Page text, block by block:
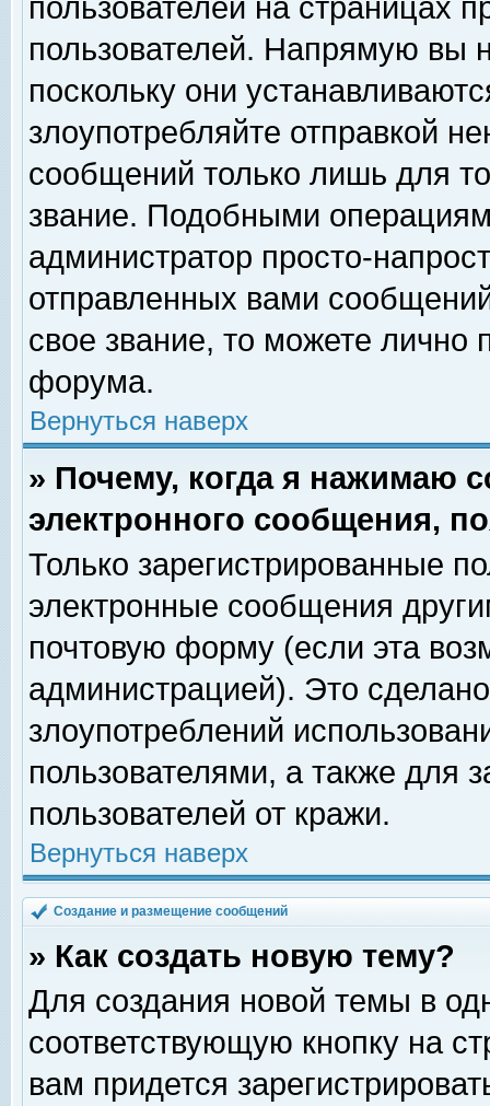
пользователей на страницах
пользователей. Напрямую вы
поскольку они
злоупотребляйте отправкой
сообщений только лишь для
звание. Подобными
администратор просто-
отправленных вами
свое звание, то можете лично
форума.
Вернуться наверх
» Почему, когда я нажимаю
электронного сообщения,
Только зарегистрированные
электронные сообщения
почтовую форму (если эта
администрацией). Это
злоупотреблений
пользователями, а также для
пользователей от кражи.
Вернуться наверх
Создание и размещение сообщений
» Как создать новую тему?
Для создания новой темы в
соответствующую кнопку на
вам придется